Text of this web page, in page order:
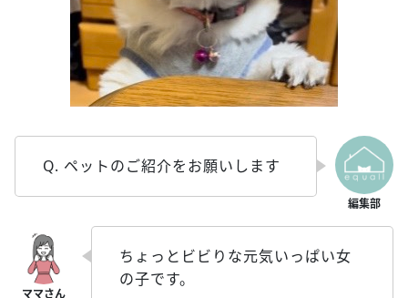
Q. ペットのご紹介をお願いします
ちょっとビビりな元気いっぱい女
の子です。